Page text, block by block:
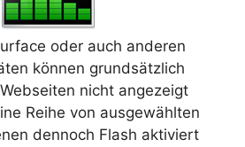
oder auch anderen
können grundsätzlich
nicht angezeigt
Reihe von ausgewählten
dennoch Flash aktiviert